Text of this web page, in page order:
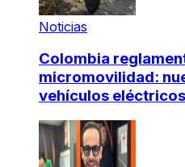
Noticias
Colombia
micromovilidad:
vehículos